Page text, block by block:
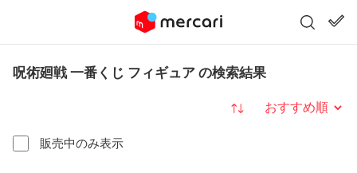
呪術廻戦 一番くじ フィギュア の検索結果
販売中のみ表示
並び替え